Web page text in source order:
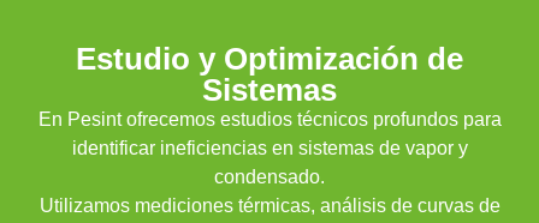
Estudio y Optimización de
Sistemas
En Pesint ofrecemos estudios técnicos profundos para
identificar ineficiencias en sistemas de vapor y
condensado.
Utilizamos mediciones térmicas, análisis de curvas de